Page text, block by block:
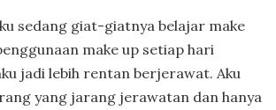
sedang giat-giatnya belajar make
make up setiap hari
jadi lebih rentan berjerawat. Aku
yang jarang jerawatan dan hanya